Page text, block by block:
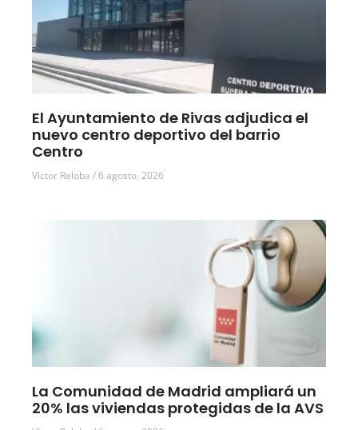
El Ayuntamiento de Rivas adjudica el
nuevo centro deportivo del barrio
Centro
Víctor Reloba 6 agosto, 2026
La Comunidad de Madrid ampliará un
20% las viviendas protegidas de la AVS